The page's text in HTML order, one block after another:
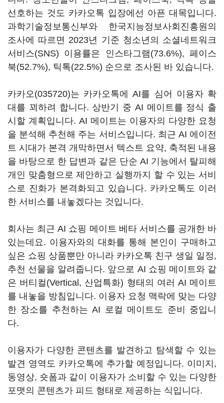
선호하는 것도 카카오톡 입장에선 아픈 대목입니다.
과학기술정보통신부와 한국지능정보사회진흥원의
조사에 따르면 2023년 기준 청소년의 소셜네트워크
서비스(SNS) 이용률은 인스타그램(73.6%), 페이스
북(52.7%), 틱톡(22.5%) 순으로 조사된 바 있습니다.
카카오(035720)는 카카오톡에 AI를 심어 이용자 확
대를 꾀하려 합니다. 상반기 중 AI 메이트를 정식 출
시할 계획입니다. AI 메이트는 이용자의 다양한 요청
을 분석해 추천해 주는 서비스입니다. 최근 AI 에이전
트 시대가 본격 개막하면서 텍스트 요약, 축적된 내용
을 바탕으로 한 답변과 같은 단순 AI 기능에서 탈피해
개인 맞춤형으로 제안하고 실행까지 할 수 있는 서비
스로 진화가 본격화되고 있습니다. 카카오톡도 이러
한 서비스를 내놓겠다는 것입니다.
회사는 최근 AI 쇼핑 메이트 베타 서비스를 공개한 바
있는데요. 이용자와의 대화를 통해 본인이 구매하고
싶은 쇼핑 상품뿐만 아니라 카카오톡 친구 생일 일정,
추천 선물을 알려줍니다. 앞으로 AI 쇼핑 메이트와 같
은 버티컬(Vertical, 산업특화) 형태의 여러 AI 메이트
를 내놓을 방침입니다. 이용자 요청 맥락에 맞는 다양
한 장소를 추천하는 AI 로컬 메이트도 준비 중입니
다.
이용자가 다양한 콘텐츠를 발견하고 탐색할 수 있는
발견 영역도 카카오톡에 추가할 예정입니다. 이미지,
동영상, 숏폼과 같이 이용자가 소비할 수 있는 다양한
포맷의 콘텐츠가 피드 형태로 제공하는 식입니다.